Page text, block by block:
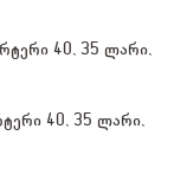
40, 35 ლარი,
40, 35 ლარი,